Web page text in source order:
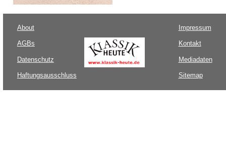
About
AGBs
Datenschutz
Haftungsausschluss
Impressum
Kontakt
Mediadaten
Sitemap